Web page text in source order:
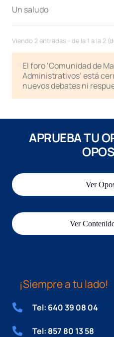
Un saludo
Viendo 2 entradas - de la 1 a la 2
El foro ‘Comunidad de
Administrativos’ está
nuevos debates ni
APRUEBA TU
Ver
Ver
¡Siempre a tu lado!
Tel: 640 39 08 04
Tel: 857 80 13 58